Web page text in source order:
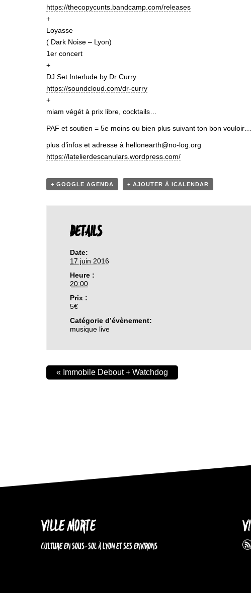
https://thecopycunts.bandcamp.com/releases
+
Loyasse
( Dark Noise – Lyon)
1er concert
+
DJ Set Interlude by Dr Curry
https://soundcloud.com/dr-curry
+
miam végét à prix libre, cocktails…
PAF et soutien = 5e moins ou bien plus suivant ton bon vouloir…
plus d’infos et adresse à hellonearth@no-log.org
https://latelierdescanulars.wordpress.com/
+ GOOGLE AGENDA + AJOUTER À ICALENDAR
DETAILS
Date:
17 juin 2016
Heure :
20:00
Prix :
5€
Catégorie d’évènement:
musique live
« Immobile Debout + Watchdog
VILLE MORTE
CULTURE EN SOUS-SOL À LYON ET SES ENVIRONS